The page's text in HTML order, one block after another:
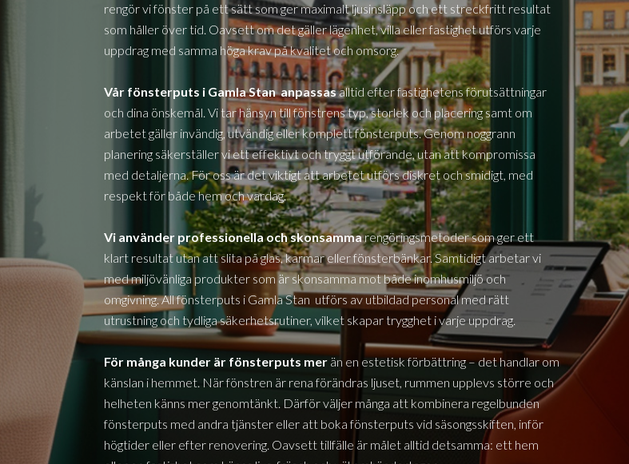
rengör vi fönster på ett sätt som ger maximalt ljusinsläpp och ett streckfritt resultat
som håller över tid. Oavsett om det gäller lägenhet, villa eller fastighet utförs varje
uppdrag med samma höga krav på kvalitet och omsorg.
Vår fönsterputs i Gamla Stananpassasalltid efter fastighetens förutsättningar
och dina önskemål. Vi tar hänsyn till fönstrens typ, storlek och placering samt om
arbetet gäller invändig, utvändig eller komplett fönsterputs. Genom noggrann
planering säkerställer vi ett effektivt och tryggt utförande, utan att kompromissa
med detaljerna. För oss är det viktigt att arbetet utförs diskret och smidigt, med
respekt för både hem och vardag.
Vi använder professionella och skonsammarengöringsmetoder som ger ett
klart resultat utan att slita på glas, karmar eller fönsterbänkar. Samtidigt arbetar vi
med miljövänliga produkter som är skonsamma mot både inomhusmiljö och
omgivning. All fönsterputs i Gamla Stan utförs av utbildad personal med rätt
utrustning och tydliga säkerhetsrutiner, vilket skapar trygghet i varje uppdrag.
För många kunder är fönsterputs mer än en estetisk förbättring – det handlar om
känslan i hemmet. När fönstren är rena förändras ljuset, rummen upplevs större och
helheten känns mer genomtänkt. Därför väljer många att kombinera regelbunden
fönsterputs med andra tjänster eller att boka fönsterputs vid säsongsskiften, inför
högtider eller efter renovering. Oavsett tillfälle är målet alltid detsamma: ett hem